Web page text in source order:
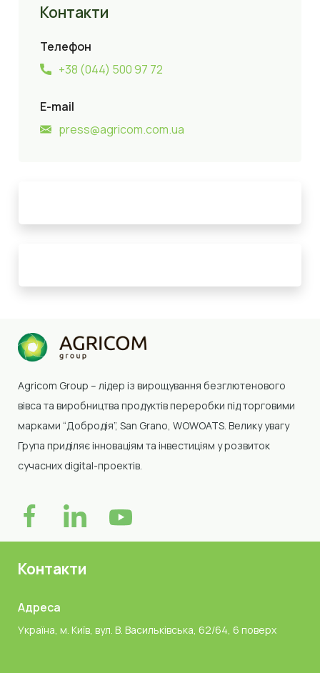
Контакти
Телефон
+38 (044) 500 97 72
E-mail
press@agricom.com.ua
Agricom Group – лідер із вирощування безглютенового
вівса та виробництва продуктів переробки під торговими
марками “Добродія”, San Grano, WOWOATS. Велику увагу
Група приділяє інноваціям та інвестиціям у розвиток
сучасних digital-проектів.
Контакти
Адреса
Україна, м. Київ, вул. В. Васильківська, 62/64, 6 поверх